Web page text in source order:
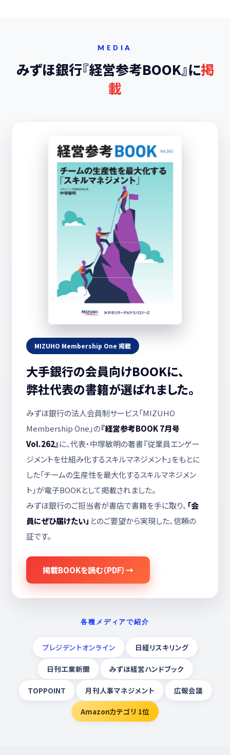
MEDIA
みずほ銀行『経営参考BOOK』に掲
載
MIZUHO Membership One 掲載
大手銀行の会員向けBOOKに、
弊社代表の書籍が選ばれました。
みずほ銀行の法人会員制サービス「MIZUHO
Membership One」の『経営参考BOOK 7月号
Vol.262』に、代表・中塚敏明の著書『従業員エンゲー
ジメントを仕組み化するスキルマネジメント』をもとに
した「チームの生産性を最大化するスキルマネジメン
ト」が電子BOOKとして掲載されました。
みずほ銀行のご担当者が書店で書籍を手に取り、 「会
員にぜひ届けたい」 とのご要望から実現した、信頼の
証です。
掲載BOOKを読む（PDF）→
各種メディアで紹介
プレジデントオンライン 日経リスキリング
日刊工業新聞 みずほ経営ハンドブック
TOPPOINT 月刊人事マネジメント 広報会議
Amazonカテゴリ 1位